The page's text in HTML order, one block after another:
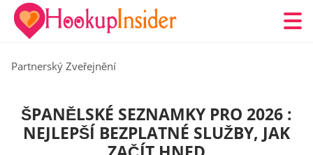
Partnerský Zveřejnění
ŠPANĚLSKÉ SEZNAMKY PRO 2026 :
NEJLEPŠÍ BEZPLATNÉ SLUŽBY, JAK